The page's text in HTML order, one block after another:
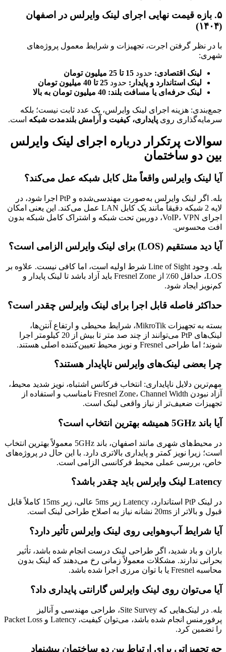
۵. بازه قیمت نهایی اجرای لینک وایرلس در اصفهان
(۱۴۰۴)
با در نظر گرفتن اجرت، تجهیزات و شرایط معمول پروژه‌های
شهری:
لینک اقتصادی: حدود 15 تا 25 میلیون تومان
لینک استاندارد و پایدار: حدود 25 تا 40 میلیون تومان
لینک حرفه‌ای یا مسافت بلند: 40 میلیون تومان به بالا
جمع‌بندی: هزینه اجرای لینک وایرلس، یک عدد ثابت نیست؛ بلکه
سرمایه‌گذاری روی پایداری، کیفیت و آرامش بلندمدت شبکه است.
سوالات پرتکرار درباره اجرای لینک وایرلس
بین دو ساختمان
آیا لینک وایرلس واقعاً مثل کابل شبکه عمل می‌کند؟
بله. اگر لینک وایرلس به‌صورت مهندسی‌شده و PtP اجرا شود، در
لایه 2 شبکه دقیقاً مانند یک کابل LAN عمل می‌کند. این یعنی امکان
اجرای VoIP، VPN، دوربین تحت شبکه و اشتراک کامل شبکه بدون
افت محسوس.
آیا دید مستقیم (LOS) برای لینک وایرلس الزامی است؟
بله. وجود Line of Sight شرط اولیه است، اما کافی نیست. علاوه بر
LOS، حداقل 60٪ از Fresnel Zone باید آزاد باشد تا لینک پایدار و
کم‌نویز ایجاد شود.
حداکثر فاصله قابل اجرا برای لینک وایرلس چقدر است؟
بسته به تجهیزات MikroTik، شرایط محیطی و ارتفاع آنتن‌ها،
لینک‌های PtP می‌توانند از چند صد متر تا بیش از 20 کیلومتر اجرا
شوند؛ اما طراحی Fresnel و نویز محیط تعیین‌کننده اصلی هستند.
چرا بعضی لینک‌های وایرلس ناپایدار هستند؟
مهم‌ترین دلایل ناپایداری: انتخاب فرکانس اشتباه، نویز شدید محیط،
آزاد نبودن Fresnel Zone، Channel Width نامناسب و استفاده از
تجهیزات ضعیف‌تر از نیاز واقعی لینک است.
آیا باند 5GHz همیشه بهترین انتخاب است؟
در محیط‌های شهری مانند اصفهان، باند 5GHz معمولاً بهترین انتخاب
است؛ زیرا نویز کمتر و پایداری بالاتری دارد. با این حال در پروژه‌های
خاص، بررسی عملی محیط فرکانسی الزامی است.
Latency لینک وایرلس باید چقدر باشد؟
در لینک PtP استاندارد، Latency زیر 5ms عالی، زیر 15ms کاملاً قابل
قبول و بالاتر از 20ms نشانه نیاز به اصلاح طراحی لینک است.
آیا شرایط آب‌وهوایی روی لینک وایرلس تأثیر دارد؟
باران و باد شدید، اگر طراحی لینک درست انجام شده باشد، تأثیر
بحرانی ندارند. مشکلات معمولاً زمانی رخ می‌دهند که لینک بدون
محاسبه Fresnel یا با توان مرزی اجرا شده باشد.
آیا می‌توان روی لینک وایرلس گارانتی پایداری داد؟
بله. در لینک‌هایی که Site Survey، طراحی مهندسی و آنالیز
پرفورمنس انجام شده باشد، می‌توان کیفیت، Latency و Packet Loss
را تضمین کرد.
چه تجهیزاتی برای ارتباط بین دو ساختمان پیشنهاد